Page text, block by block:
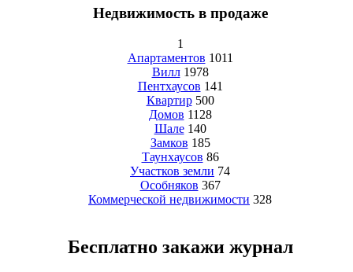
Недвижимость в продаже
1
Апартаментов 1011
Вилл 1978
Пентхаусов 141
Квартир 500
Домов 1128
Шале 140
Замков 185
Таунхаусов 86
Участков земли 74
Особняков 367
Коммерческой недвижимости 328
Бесплатно закажи журнал